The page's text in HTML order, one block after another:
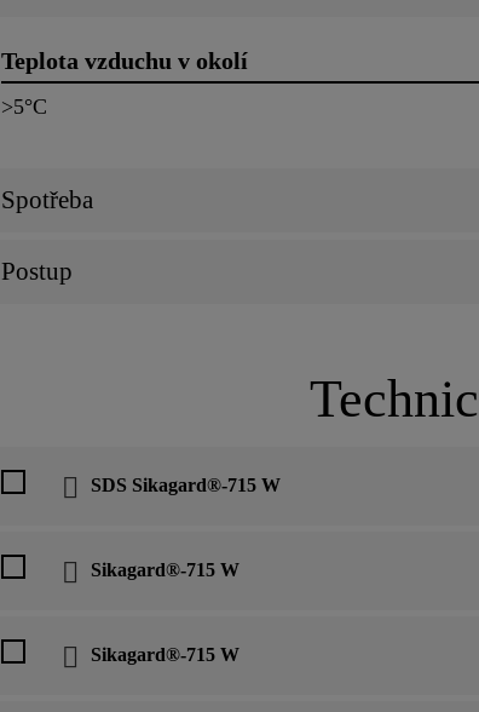
Teplota vzduchu v okolí
>5°C
Spotřeba
Postup
SDS Sikagard®-715 W
Sikagard®-715 W
Sikagard®-715 W